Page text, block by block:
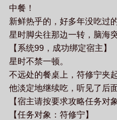
中餐！
新鲜热乎的，好多年没吃过
星时脚尖往那边一转，脑海
【系统99，成功绑定宿主】
星时不禁一顿。
不远处的餐桌上，符修宁夹
他淡定地继续吃，听见了后面
【宿主请按要求攻略任务对
【任务对象：符修宁】